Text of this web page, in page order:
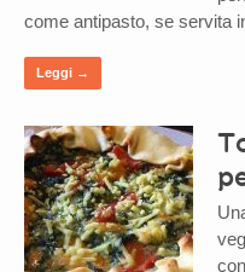
come antipasto, se servita
Leggi →